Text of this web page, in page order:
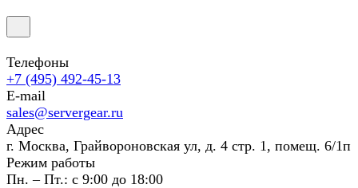
Телефоны
+7 (495) 492-45-13
E-mail
sales@servergear.ru
Адрес
г. Москва, Грайвороновская ул, д. 4 стр. 1, помещ. 6/1п
Режим работы
Пн. – Пт.: с 9:00 до 18:00